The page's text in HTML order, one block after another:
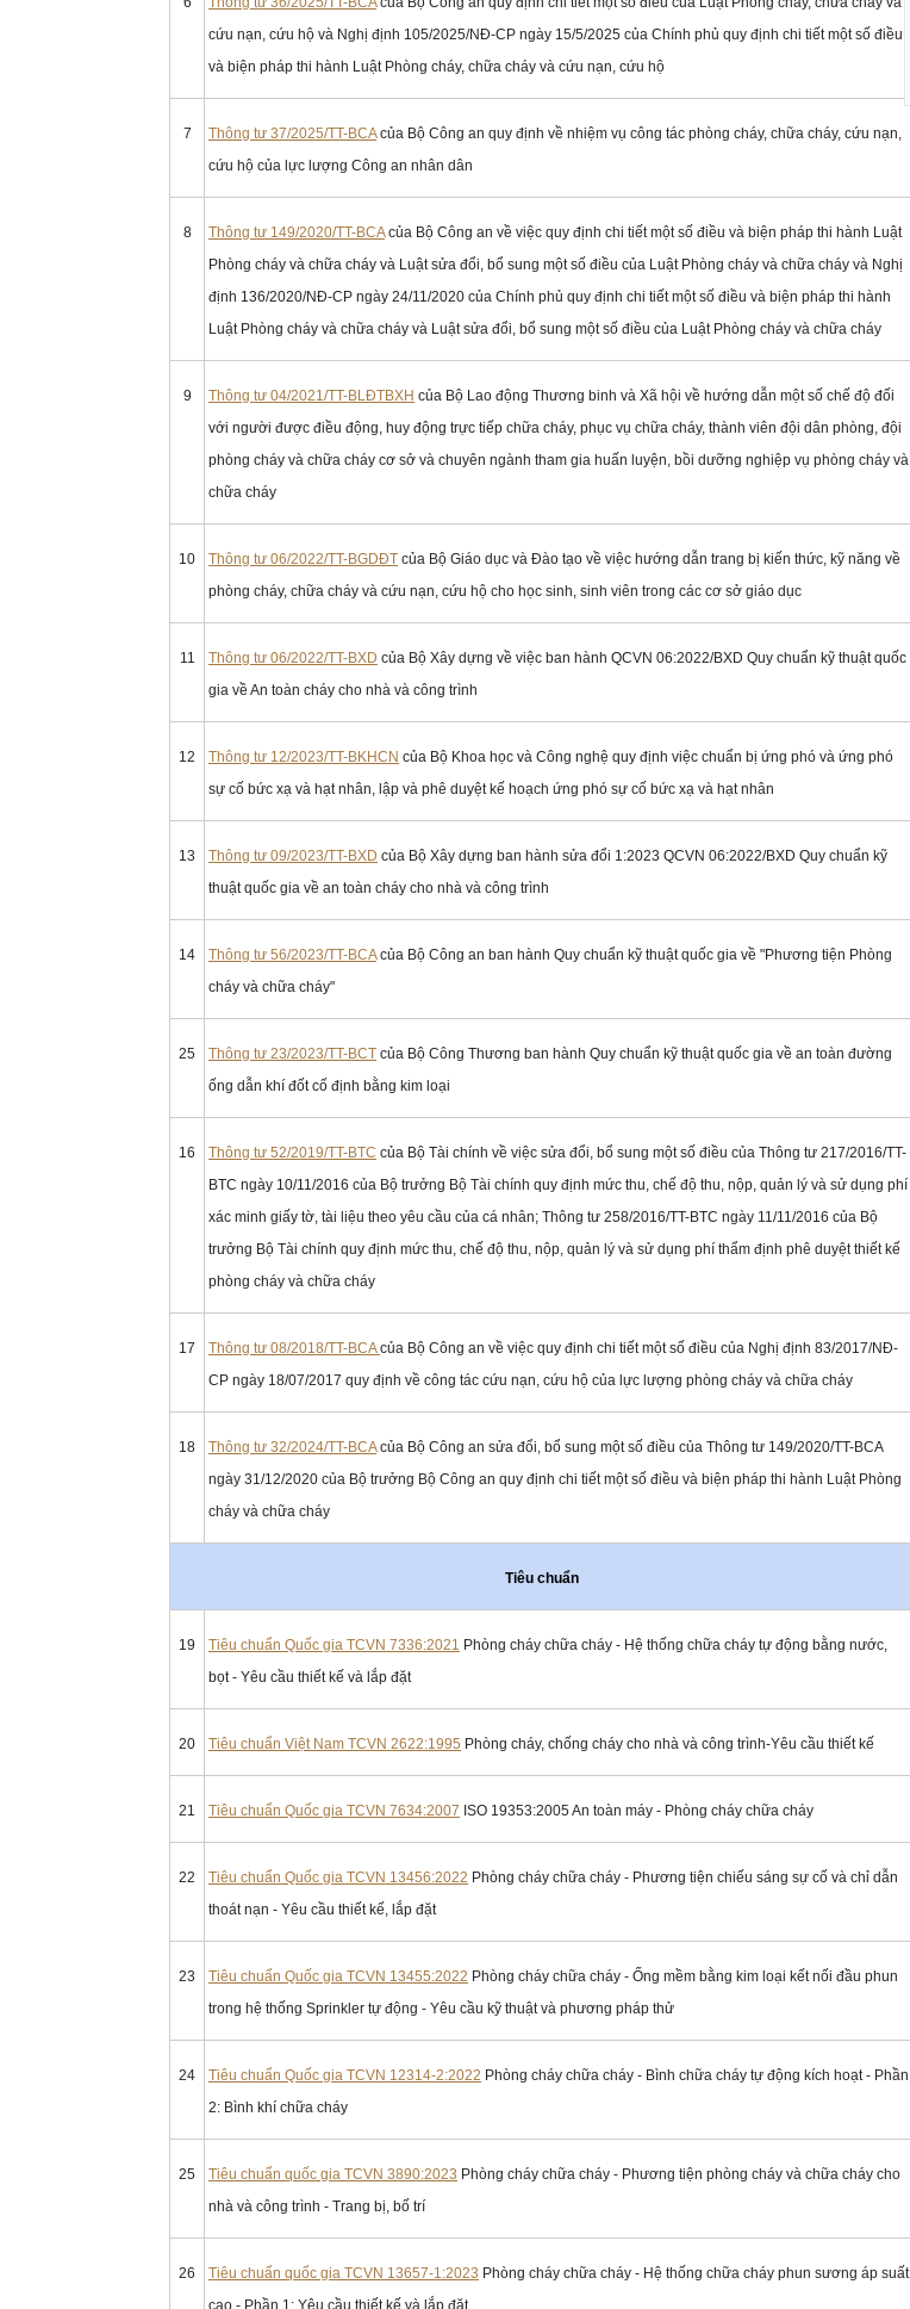
cứu nạn, cứu hộ và Nghị định 105/2025/NĐ-CP ngày 15/5/2025 của Chính phủ quy định chi tiết một số điều
và biện pháp thi hành Luật Phòng cháy, chữa cháy và cứu nạn, cứu hộ
7 Thông tư 37/2025/TT-BCAcủa Bộ Công an quy định về nhiệm vụ công tác phòng cháy, chữa cháy, cứu nạn,
cứu hộ của lực lượng Công an nhân dân
8 Thông tư 149/2020/TT-BCAcủa Bộ Công an về việc quy định chi tiết một số điều và biện pháp thi hành Luật
Phòng cháy và chữa cháy và Luật sửa đổi, bổ sung một số điều của Luật Phòng cháy và chữa cháy và Nghị
định 136/2020/NĐ-CP ngày 24/11/2020 của Chính phủ quy định chi tiết một số điều và biện pháp thi hành
Luật Phòng cháy và chữa cháy và Luật sửa đổi, bổ sung một số điều của Luật Phòng cháy và chữa cháy
9 Thông tư 04/2021/TT-BLĐTBXH của Bộ Lao động Thương binh và Xã hội về hướng dẫn một số chế độ đối
với người được điều động, huy động trực tiếp chữa cháy, phục vụ chữa cháy, thành viên đội dân phòng, đội
phòng cháy và chữa cháy cơ sở và chuyên ngành tham gia huấn luyện, bồi dưỡng nghiệp vụ phòng cháy và
chữa cháy
10 Thông tư 06/2022/TT-BGDĐT của Bộ Giáo dục và Đào tạo về việc hướng dẫn trang bị kiến thức, kỹ năng về
phòng cháy, chữa cháy và cứu nạn, cứu hộ cho học sinh, sinh viên trong các cơ sở giáo dục
11 Thông tư 06/2022/TT-BXD của Bộ Xây dựng về việc ban hành QCVN 06:2022/BXD Quy chuẩn kỹ thuật quốc
gia về An toàn cháy cho nhà và công trình
12 Thông tư 12/2023/TT-BKHCN của Bộ Khoa học và Công nghệ quy định việc chuẩn bị ứng phó và ứng phó
sự cố bức xạ và hạt nhân, lập và phê duyệt kế hoạch ứng phó sự cố bức xạ và hạt nhân
13 Thông tư 09/2023/TT-BXD của Bộ Xây dựng ban hành sửa đổi 1:2023 QCVN 06:2022/BXD Quy chuẩn kỹ
thuật quốc gia về an toàn cháy cho nhà và công trình
14 Thông tư 56/2023/TT-BCAcủa Bộ Công an ban hành Quy chuẩn kỹ thuật quốc gia về "Phương tiện Phòng
cháy và chữa cháy"
25 Thông tư 23/2023/TT-BCT của Bộ Công Thương ban hành Quy chuẩn kỹ thuật quốc gia về an toàn đường
ống dẫn khí đốt cố định bằng kim loại
16 Thông tư 52/2019/TT-BTC của Bộ Tài chính về việc sửa đổi, bổ sung một số điều của Thông tư 217/2016/TT-
BTC ngày 10/11/2016 của Bộ trưởng Bộ Tài chính quy định mức thu, chế độ thu, nộp, quản lý và sử dụng phí
xác minh giấy tờ, tài liệu theo yêu cầu của cá nhân; Thông tư 258/2016/TT-BTC ngày 11/11/2016 của Bộ
trưởng Bộ Tài chính quy định mức thu, chế độ thu, nộp, quản lý và sử dụng phí thẩm định phê duyệt thiết kế
phòng cháy và chữa cháy
17 Thông tư 08/2018/TT-BCAcủa Bộ Công an về việc quy định chi tiết một số điều của Nghị định 83/2017/NĐ-
CP ngày 18/07/2017 quy định về công tác cứu nạn, cứu hộ của lực lượng phòng cháy và chữa cháy
18 Thông tư 32/2024/TT-BCAcủa Bộ Công an sửa đổi, bổ sung một số điều của Thông tư 149/2020/TT-BCA
ngày 31/12/2020 của Bộ trưởng Bộ Công an quy định chi tiết một số điều và biện pháp thi hành Luật Phòng
cháy và chữa cháy
Tiêu chuẩn
19 Tiêu chuẩn Quốc gia TCVN 7336:2021 Phòng cháy chữa cháy - Hệ thống chữa cháy tự động bằng nước,
bọt - Yêu cầu thiết kế và lắp đặt
20 Tiêu chuẩn Việt Nam TCVN 2622:1995 Phòng cháy, chống cháy cho nhà và công trình-Yêu cầu thiết kế
21 Tiêu chuẩn Quốc gia TCVN 7634:2007 ISO 19353:2005 An toàn máy - Phòng cháy chữa cháy
22 Tiêu chuẩn Quốc gia TCVN 13456:2022 Phòng cháy chữa cháy - Phương tiện chiếu sáng sự cố và chỉ dẫn
thoát nạn - Yêu cầu thiết kế, lắp đặt
23 Tiêu chuẩn Quốc gia TCVN 13455:2022 Phòng cháy chữa cháy - Ống mềm bằng kim loại kết nối đầu phun
trong hệ thống Sprinkler tự động - Yêu cầu kỹ thuật và phương pháp thử
24 Tiêu chuẩn Quốc gia TCVN 12314-2:2022 Phòng cháy chữa cháy - Bình chữa cháy tự động kích hoạt - Phần
2: Bình khí chữa cháy
25 Tiêu chuẩn quốc gia TCVN 3890:2023 Phòng cháy chữa cháy - Phương tiện phòng cháy và chữa cháy cho
nhà và công trình - Trang bị, bố trí
26 Tiêu chuẩn quốc gia TCVN 13657-1:2023 Phòng cháy chữa cháy - Hệ thống chữa cháy phun sương áp suất
cao - Phần 1: Yêu cầu thiết kế và lắp đặt